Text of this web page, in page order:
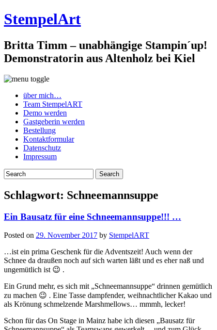
StempelArt
Britta Timm – unabhängige Stampin´up!
Demonstratorin aus Altenholz bei Kiel
über mich…
Team StempelART
Demo werden
Gastgeberin werden
Bestellung
Kontaktformular
Datenschutz
Impressum
Schlagwort: Schneemannsuppe
Ein Bausatz für eine Schneemannsuppe!!! …
Posted on 29. November 2017 by StempelART
…ist ein prima Geschenk für die Adventszeit! Auch wenn der
Schnee da draußen noch auf sich warten läßt und es eher naß und
ungemütlich ist 😉 .
Ein Grund mehr, es sich mit „Schneemannsuppe“ drinnen gemütlich
zu machen 😉 . Eine Tasse dampfender, weihnachtlicher Kakao und
als Krönung schmelzende Marshmellows… mmmh, lecker!
Schon für das On Stage in Mainz habe ich diesen „Bausatz für